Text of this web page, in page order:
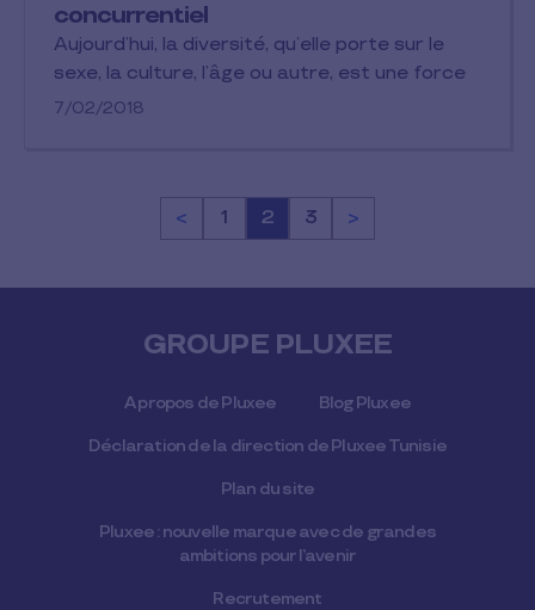
concurrentiel
Aujourd’hui, la diversité, qu’elle porte sur le
sexe, la culture, l’âge ou autre, est une force
7/02/2018
< Page
1 Page
2 Page
3 >
GROUPE PLUXEE
A propos de Pluxee Blog Pluxee
Déclaration de la direction de Pluxee Tunisie
Plan du site
Pluxee : nouvelle marque avec de grandes
ambitions pour l’avenir
Recrutement